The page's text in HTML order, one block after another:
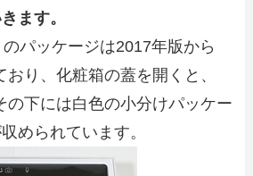
ます。
のパッケージは2017年版から
り、化粧箱の蓋を開くと、
の下には白色の小分けパッケー
められています。